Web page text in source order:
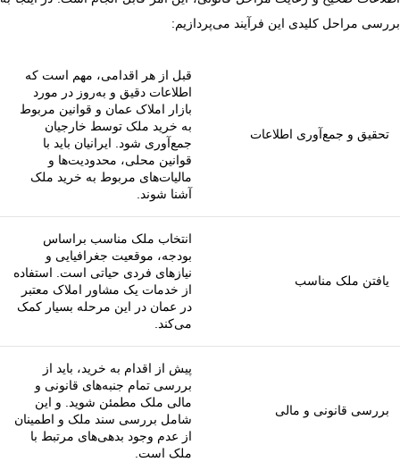
بررسی مراحل کلیدی این فرآیند می‌پردازیم:
تحقیق و جمع‌آوری اطلاعات
قبل از هر اقدامی، مهم است که
اطلاعات دقیق و به‌روز در مورد
بازار املاک عمان و قوانین مربوط
به خرید ملک توسط خارجیان
جمع‌آوری شود. ایرانیان باید با
قوانین محلی، محدودیت‌ها و
مالیات‌های مربوط به خرید ملک
آشنا شوند.
یافتن ملک مناسب
انتخاب ملک مناسب براساس
بودجه، موقعیت جغرافیایی و
نیازهای فردی حیاتی است. استفاده
از خدمات یک مشاور املاک معتبر
در عمان در این مرحله بسیار کمک
می‌کند.
بررسی قانونی و مالی
پیش از اقدام به خرید، باید از
بررسی تمام جنبه‌های قانونی و
مالی ملک مطمئن شوید. و این
شامل بررسی سند ملک و اطمینان
از عدم وجود بدهی‌های مرتبط با
ملک است.